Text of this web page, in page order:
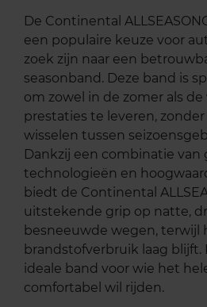
De Continental
een populaire keuze voor
zoek zijn naar een
seasonband. Deze band is
om zowel in de zomer als
prestaties te leveren,
wisselen tussen
Dankzij een combinatie van
technologieën en
biedt de Continental
uitstekende grip op natte,
besneeuwde wegen, terwijl
brandstofverbruik laag
ideale band voor wie het
comfortabel wil rijden.